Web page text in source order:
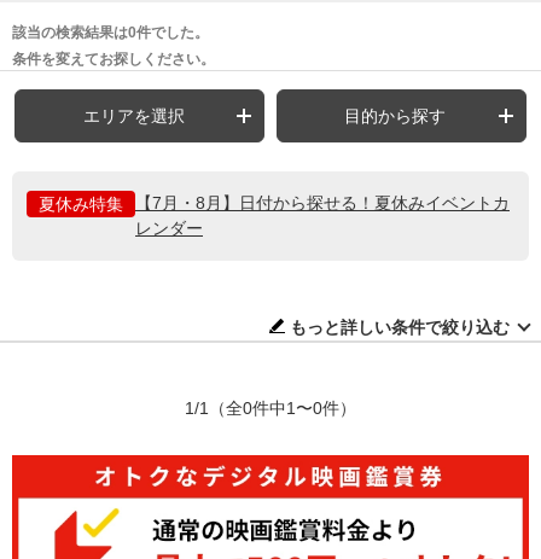
該当の検索結果は0件でした。
条件を変えてお探しください。
エリアを選択 目的から探す
夏休み特集
【7月・8月】日付から探せる！夏休みイベントカ
レンダー
もっと詳しい条件で絞り込む
1/1 （全0件中1〜0件）